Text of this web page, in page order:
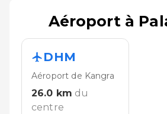
Aéroport à
DHM
Aéroport de Kangra
26.0 km du
centre